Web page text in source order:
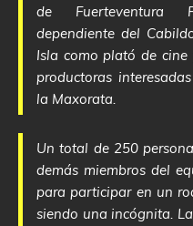
de Fuerteventura
dependiente del
Isla como plató de
productoras
la Maxorata.
Un total de 250
demás miembros del
para participar en un
siendo una incógnita.